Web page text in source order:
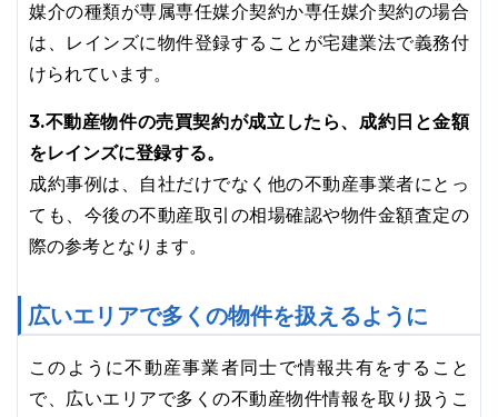
媒介の種類が専属専任媒介契約か専任媒介契約の場合
は、レインズに物件登録することが宅建業法で義務付
けられています。
3.不動産物件の売買契約が成立したら、成約日と金額
をレインズに登録する。
成約事例は、自社だけでなく他の不動産事業者にとっ
ても、今後の不動産取引の相場確認や物件金額査定の
際の参考となります。
広いエリアで多くの物件を扱えるように
このように不動産事業者同士で情報共有をすること
で、広いエリアで多くの不動産物件情報を取り扱うこ